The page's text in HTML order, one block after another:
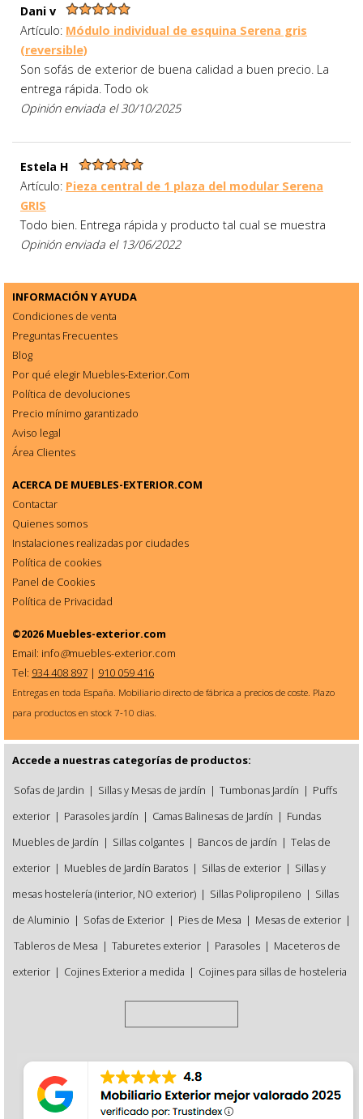
Dani v
Artículo: Módulo individual de esquina Serena gris
(reversible)
Son sofás de exterior de buena calidad a buen precio. La
entrega rápida. Todo ok
Opinión enviada el 30/10/2025
Estela H
Artículo: Pieza central de 1 plaza del modular Serena
GRIS
Todo bien. Entrega rápida y producto tal cual se muestra
Opinión enviada el 13/06/2022
INFORMACIÓN Y AYUDA
Condiciones de venta
Preguntas Frecuentes
Blog
Por qué elegir Muebles-Exterior.Com
Política de devoluciones
Precio mínimo garantizado
Aviso legal
Área Clientes
ACERCA DE MUEBLES-EXTERIOR.COM
Contactar
Quienes somos
Instalaciones realizadas por ciudades
Política de cookies
Panel de Cookies
Política de Privacidad
©2026 Muebles-exterior.com
Email: info@muebles-exterior.com
Tel: 934 408 897 | 910 059 416
Entregas en toda España. Mobiliario directo de fábrica a precios de coste. Plazo
para productos en stock 7-10 dias.
Accede a nuestras categorías de productos:
Sofas de Jardin | Sillas y Mesas de jardín | Tumbonas Jardín | Puffs
exterior | Parasoles jardín | Camas Balinesas de Jardín | Fundas
Muebles de Jardín | Sillas colgantes | Bancos de jardín | Telas de
exterior | Muebles de Jardín Baratos | Sillas de exterior | Sillas y
mesas hostelería (interior, NO exterior) | Sillas Polipropileno | Sillas
de Aluminio | Sofas de Exterior | Pies de Mesa | Mesas de exterior |
Tableros de Mesa | Taburetes exterior | Parasoles | Maceteros de
exterior | Cojines Exterior a medida | Cojines para sillas de hosteleria